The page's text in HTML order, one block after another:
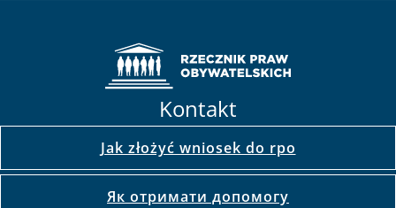
Kontakt
Jak złożyć wniosek do rpo
Як отримати допомогу